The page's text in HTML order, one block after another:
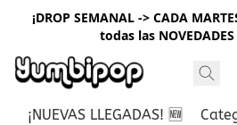
¡DROP SEMANAL -> CADA
todas las NOVEDADES
¡NUEVAS LLEGADAS! 🆕